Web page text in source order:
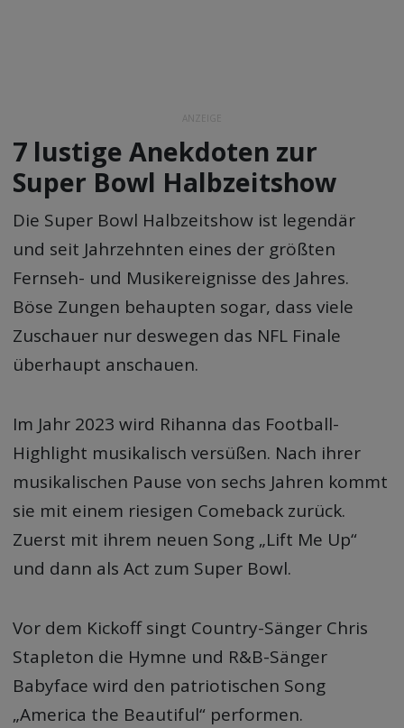
ANZEIGE
7 lustige Anekdoten zur
Super Bowl Halbzeitshow
Die Super Bowl Halbzeitshow ist legendär
und seit Jahrzehnten eines der größten
Fernseh- und Musikereignisse des Jahres.
Böse Zungen behaupten sogar, dass viele
Zuschauer nur deswegen das NFL Finale
überhaupt anschauen.
Im Jahr 2023 wird Rihanna das Football-
Highlight musikalisch versüßen. Nach ihrer
musikalischen Pause von sechs Jahren kommt
sie mit einem riesigen Comeback zurück.
Zuerst mit ihrem neuen Song „Lift Me Up“
und dann als Act zum Super Bowl.
Vor dem Kickoff singt Country-Sänger Chris
Stapleton die Hymne und R&B-Sänger
Babyface wird den patriotischen Song
„America the Beautiful“ performen.